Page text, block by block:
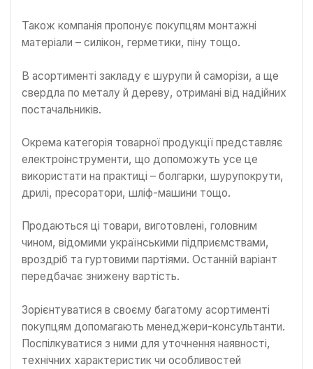
Також компанія пропонує покупцям монтажні
матеріали – силікон, герметики, піну тощо.
В асортименті закладу є шурупи й саморізи, а ще
свердла по металу й дереву, отримані від надійних
постачальників.
Окрема категорія товарної продукції представляє
електроінструменти, що допоможуть усе це
використати на практиці – болгарки, шурупокрути,
дрилі, пресоратори, шліф-машини тощо.
Продаються ці товари, виготовлені, головним
чином, відомими українськими підприємствами,
вроздріб та гуртовими партіями. Останній варіант
передбачає знижену вартість.
Зорієнтуватися в своєму багатому асортименті
покупцям допомагають менеджери-консультанти.
Поспілкуватися з ними для уточнення наявності,
технічних характеристик чи особливостей